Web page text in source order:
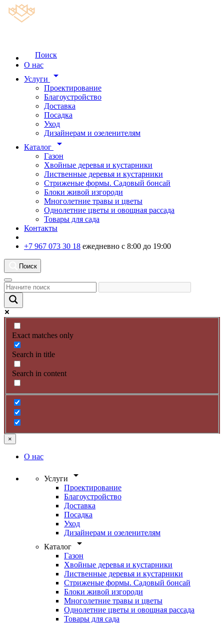
Поиск
О нас
Услуги
arrow_drop_down
Проектирование
Благоустройство
Доставка
Посадка
Уход
Дизайнерам и озеленителям
Каталог
arrow_drop_down
Газон
Хвойные деревья и кустарники
Лиственные деревья и кустарники
Стриженые формы. Садовый бонсай
Блоки живой изгороди
Многолетние травы и цветы
Однолетние цветы и овощная рассада
Товары для сада
Контакты
+7 967 073 30 18 ежедневно с 8:00 до 19:00
Поиск
Exact matches only
Search in title
Search in content
×
О нас
Услуги arrow_drop_down
Проектирование
Благоустройство
Доставка
Посадка
Уход
Дизайнерам и озеленителям
Каталог
arrow_drop_down
Газон
Хвойные деревья и кустарники
Лиственные деревья и кустарники
Стриженые формы. Садовый бонсай
Блоки живой изгороди
Многолетние травы и цветы
Однолетние цветы и овощная рассада
Товары для сада